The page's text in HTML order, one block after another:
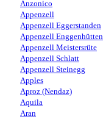
Anzonico
Appenzell
Appenzell Eggerstanden
Appenzell Enggenhütten
Appenzell Meistersrüte
Appenzell Schlatt
Appenzell Steinegg
Apples
Aproz (Nendaz)
Aquila
Aran